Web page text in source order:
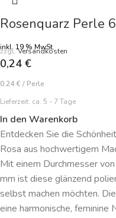
Rosenquarz Perle
inkl. 19 % MwSt.
zzgl.Versandkosten
0,24 €
0,24 € / Perle
Lieferzeit: ca. 5 - 7 Tage
In den Warenkorb
Entdecken Sie die
Rosa aus hochwertigem
Mit einem Durchmesser
mm ist diese glänzend
selbst machen möchten.
eine harmonische,